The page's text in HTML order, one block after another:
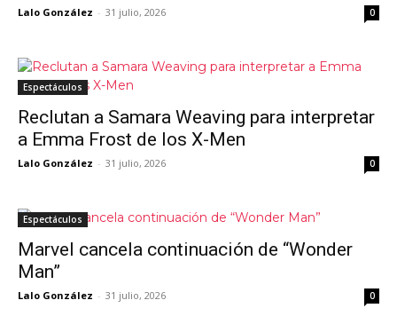
Lalo González - 31 julio, 2026 0
Espectáculos
Reclutan a Samara Weaving para interpretar
a Emma Frost de los X-Men
Lalo González - 31 julio, 2026 0
Espectáculos
Marvel cancela continuación de “Wonder
Man”
Lalo González - 31 julio, 2026 0